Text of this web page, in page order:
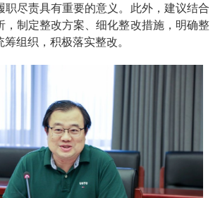
职尽责具有重要的意义。此外，建议结合
，制定整改方案、细化整改措施，明确整
组织，积极落实整改。